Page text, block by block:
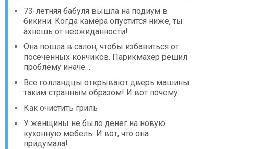
73-летняя бабуля вышла на подиум в
бикини. Когда камера опустится ниже, ты
ахнешь от неожиданности!
Она пошла в салон, чтобы избавиться от
посеченных кончиков. Парикмахер решил
проблему иначе…
Все голландцы открывают дверь машины
таким странным образом! И вот почему.
Как очистить гриль
У женщины не было денег на новую
кухонную мебель. И вот, что она
придумала!